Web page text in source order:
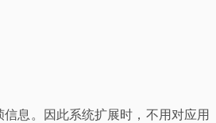
息。因此系统扩展时，不用对应用